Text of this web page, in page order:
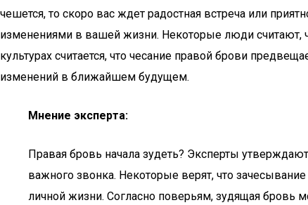
чешется, то скоро вас ждет радостная встреча или
изменениями в вашей жизни. Некоторые люди считают,
культурах считается, что чесание правой брови
изменений в ближайшем будущем.
Мнение эксперта:
Правая бровь начала зудеть? Эксперты
важного звонка. Некоторые верят, что
личной жизни. Согласно поверьям, зудящая бровь